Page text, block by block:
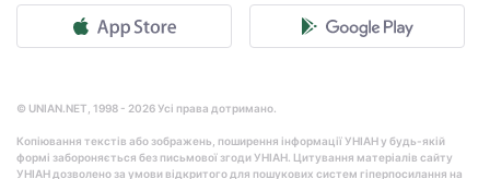
© UNIAN.NET, 1998 - 2026 Усі права дотримано.
Копіювання текстів або зображень, поширення інформації УНІАН у будь-якій
формі забороняється без письмової згоди УНІАН. Цитування матеріалів сайту
УНІАН дозволено за умови відкритого для пошукових систем гіперпосилання на